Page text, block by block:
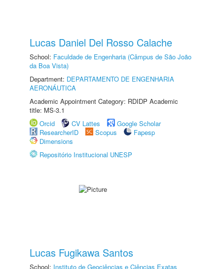
Lucas Daniel Del Rosso Calache
School: Faculdade de Engenharia (Câmpus de São João
da Boa Vista)
Department: DEPARTAMENTO DE ENGENHARIA
AERONÁUTICA
Academic Appointment Category: RDIDP Academic
title: MS-3.1
Orcid
CV Lattes
Google Scholar
ResearcherID
Scopus
Fapesp
Dimensions
Repositório Institucional UNESP
Lucas Fugikawa Santos
School: Instituto de Geociências e Ciências Exatas